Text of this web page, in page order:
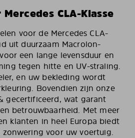
CLA-Klasse
voor de Mercedes CLA-
uit duurzaam Macrolon-
een lange levensduur en
tegen hitte en UV-straling.
en uw bekleding wordt
Bovendien zijn onze
gecertificeerd, wat garant
betrouwbaarheid. Met meer
klanten in heel Europa biedt
zonwering voor uw voertuig.